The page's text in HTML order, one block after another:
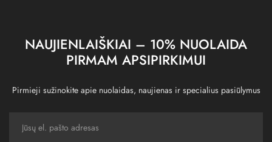
NAUJIENLAIŠKIAI – 10% NUOLAIDA
PIRMAM APSIPIRKIMUI
Pirmieji sužinokite apie nuolaidas, naujienas ir specialius pasiūlymus